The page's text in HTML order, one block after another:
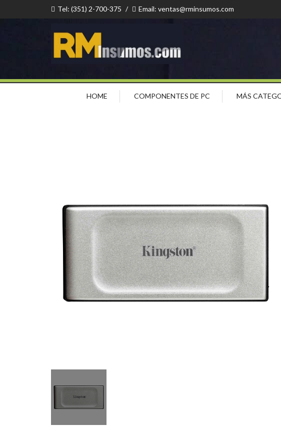
Tel: (351) 2-700-375 / Email: ventas@rminsumos.com
HOME COMPONENTES DE PC MÁS